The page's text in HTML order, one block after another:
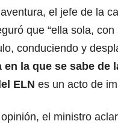
el jefe de la
que “ella sola, con
conduciendo y
en la que se sabe de
ELN es un acto de
el ministro